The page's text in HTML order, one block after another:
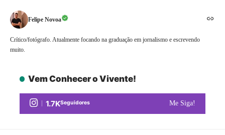
Felipe Novoa
Crítico/fotógrafo. Atualmente focando na graduação em jornalismo e escrevendo
muito.
Vem Conhecer o Vivente!
1.7KSeguidores Me Siga!